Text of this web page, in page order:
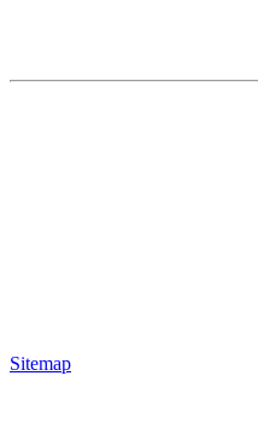
Sitemap